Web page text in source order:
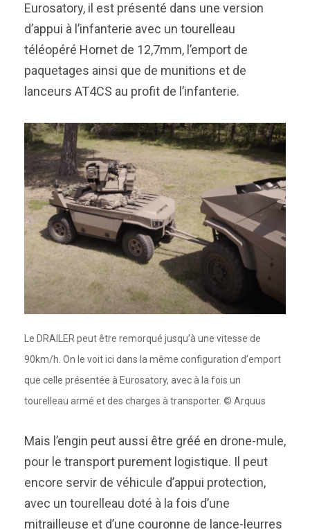
Eurosatory, il est présenté dans une version
d’appui à l’infanterie avec un tourelleau
téléopéré Hornet de 12,7mm, l’emport de
paquetages ainsi que de munitions et de
lanceurs AT4CS au profit de l’infanterie.
Le DRAILER peut être remorqué jusqu’à une vitesse de
90km/h. On le voit ici dans la même configuration d’emport
que celle présentée à Eurosatory, avec à la fois un
tourelleau armé et des charges à transporter. © Arquus
Mais l’engin peut aussi être gréé en drone-mule,
pour le transport purement logistique. Il peut
encore servir de véhicule d’appui protection,
avec un tourelleau doté à la fois d’une
mitrailleuse et d’une couronne de lance-leurres